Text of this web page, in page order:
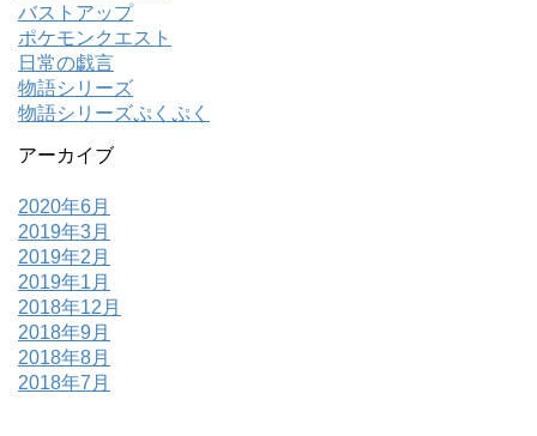
バストアップ
ポケモンクエスト
日常の戯言
物語シリーズ
物語シリーズぷくぷく
アーカイブ
2020年6月
2019年3月
2019年2月
2019年1月
2018年12月
2018年9月
2018年8月
2018年7月